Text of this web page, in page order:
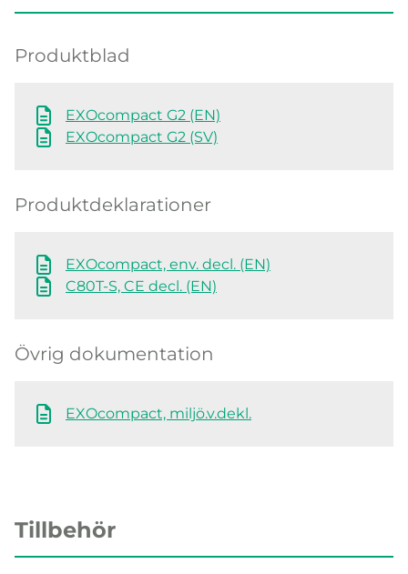
Produktblad
EXOcompact G2 (EN)
EXOcompact G2 (SV)
Produktdeklarationer
EXOcompact, env. decl. (EN)
C80T-S, CE decl. (EN)
Övrig dokumentation
EXOcompact, miljö.v.dekl.
Tillbehör